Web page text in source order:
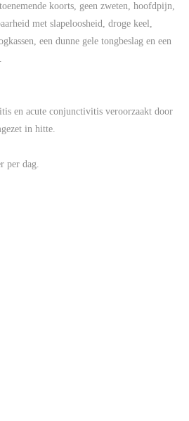
koorts, geen zweten, hoofdpijn,
met slapeloosheid, droge keel,
een dunne gele tongbeslag en een
en acute conjunctivitis veroorzaakt door
in hitte.
per dag.